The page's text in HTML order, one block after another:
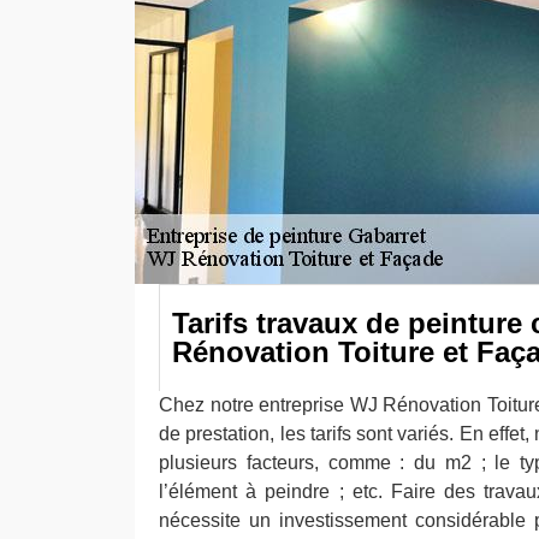
Tarifs travaux de peinture
Rénovation Toiture et
Chez notre entreprise WJ Rénovation
de prestation, les tarifs sont variés. En effet,
plusieurs facteurs, comme : du m2 ; le
l’élément à peindre ; etc. Faire des
nécessite un investissement considérable